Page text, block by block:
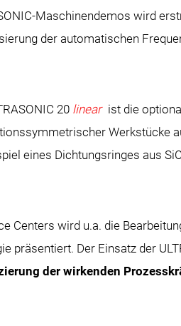
Maschinendemos wird
der automatischen
20 linear ist die
Werkstücke
eines Dichtungsringes aus
Centers wird u.a. die
präsentiert. Der Einsatz der
der wirkenden